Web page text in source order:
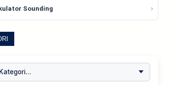
Sounding ›